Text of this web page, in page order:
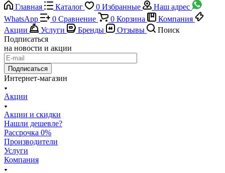
Главная
Каталог 0 Избранные
Наш адрес
WhatsApp
0 Сравнение 0 Корзина
Компания
Акции
Услуги Бренды Отзывы
Поиск
Подписаться
на новости и акции
Подписаться
Интернет-магазин
Акции
Акции и скидки
Нашли дешевле?
Рассрочка 0%
Производители
Услуги
Компания